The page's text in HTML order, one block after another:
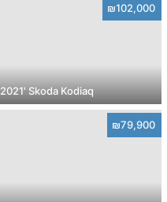
₪102,000
2021' Skoda Kodiaq
₪79,900